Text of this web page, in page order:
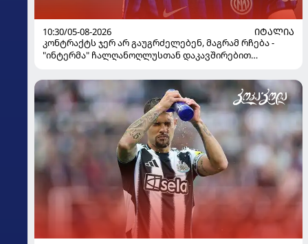
10:30/05-08-2026
ᲘᲢᲐᲚᲘᲐ
კონტრაქტს ჯერ არ გაუგრძელებენ, მაგრამ რჩება -
"ინტერმა" ჩალღანოღლუსთან დაკავშირებით